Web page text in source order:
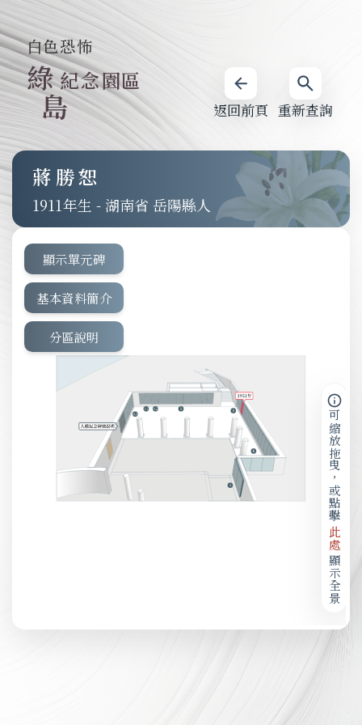
重新查詢
返回前頁
白色恐怖
綠
島
紀念園區
蔣勝恕
1911 - 湖南省 岳陽縣人
顯示單元碑
基本資料簡介
分區說明
可縮放拖曳，或點擊
此處
顯示全景